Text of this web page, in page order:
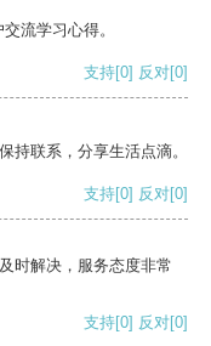
流学习心得。
支持[0] 反对[0]
持联系，分享生活点滴。
支持[0] 反对[0]
时解决，服务态度非常
支持[0] 反对[0]